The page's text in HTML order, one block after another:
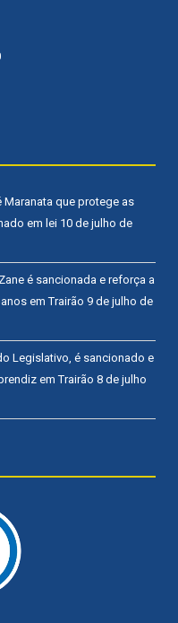
que protege as
em lei 10 de julho de
é sancionada e reforça a
em Trairão 9 de julho de
Legislativo, é sancionado e
em Trairão 8 de julho